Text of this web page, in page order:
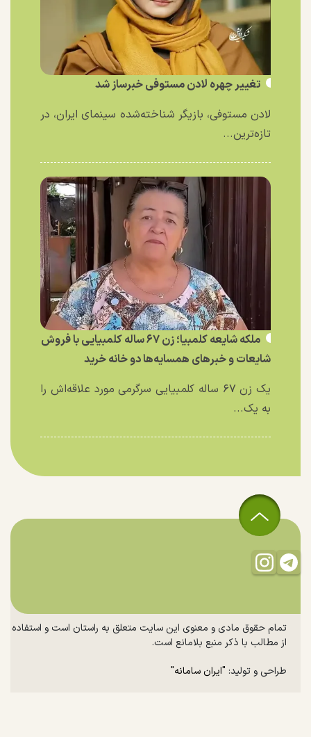
تغییر چهره لادن مستوفی خبرساز شد
لادن مستوفی، بازیگر شناخته‌شده سینمای ایران، در
تازه‌ترین...
ملکه شایعه کلمبیا؛ زن ۶۷ ساله کلمبیایی با فروش
شایعات و خبر‌های همسایه‌ها دو خانه خرید
یک زن ۶۷ ساله کلمبیایی سرگرمی مورد علاقه‌اش را
به یک...
تمام حقوق مادی و معنوی این سایت متعلق به راستان است و استفاده
از مطالب با ذکر منبع بلامانع است.
طراحی و تولید: "ایران سامانه"